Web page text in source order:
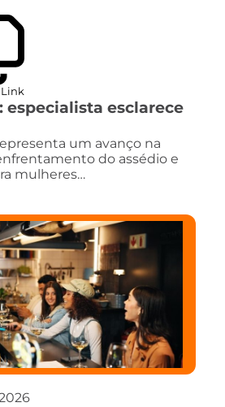
especialista esclarece
um avanço na
do assédio e
mulheres…